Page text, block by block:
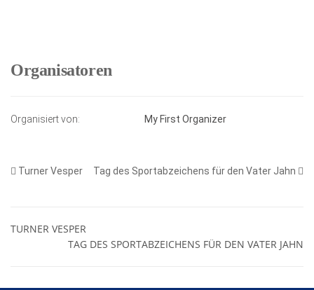
Organisatoren
Organisiert von: My First Organizer
Turner Vesper Tag des Sportabzeichens für den Vater Jahn
TURNER VESPER
TAG DES SPORTABZEICHENS FÜR DEN VATER JAHN